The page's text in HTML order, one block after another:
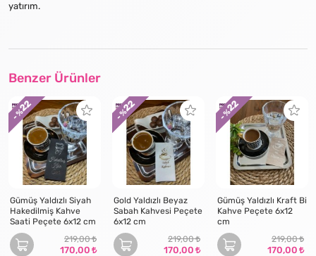
yatırım.
Benzer Ürünler
Gümüş Yaldızlı Siyah
Hakedilmiş Kahve
Saati Peçete 6x12 cm
219,00
170,00
- %
22
Gold Yaldızlı Beyaz
Sabah Kahvesi Peçete
6x12 cm
219,00
170,00
- %
22
Gümüş Yaldızlı Kraft Bi
Kahve Peçete 6x12
cm
219,00
170,00
- %
22